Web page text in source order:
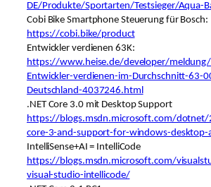
DE/Produkte/Sportarten/Testsieger/Aqua-
Cobi Bike Smartphone Steuerung für Bosch:
https://cobi.bike/product
Entwickler verdienen 63K:
https://www.heise.de/developer/meldung/
Entwickler-verdienen-im-Durchschnitt-63-
Deutschland-4037246.html
.NET Core 3.0 mit Desktop Support
https://blogs.msdn.microsoft.com/
core-3-and-support-for-windows-desktop-
IntelliSense+AI = IntelliCode
https://blogs.msdn.microsoft.com/
visual-studio-intellicode/